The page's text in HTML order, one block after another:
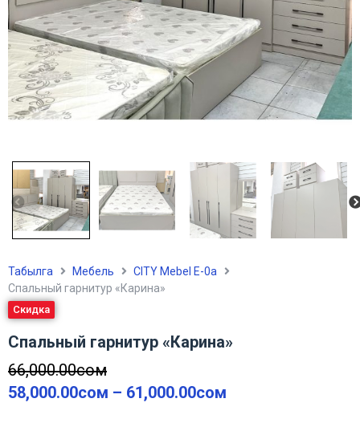
Табылга Мебель
CITY Mebel Е-0а
Спальный гарнитур «Карина»
Скидка
Спальный гарнитур «Карина»
66,000.00сом
58,000.00сом – 61,000.00сом